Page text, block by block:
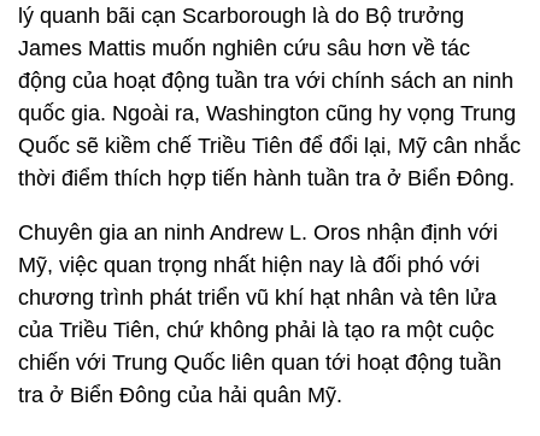
lý quanh bãi cạn Scarborough là do Bộ trưởng
James Mattis muốn nghiên cứu sâu hơn về tác
động của hoạt động tuần tra với chính sách an ninh
quốc gia. Ngoài ra, Washington cũng hy vọng Trung
Quốc sẽ kiềm chế Triều Tiên để đổi lại, Mỹ cân nhắc
thời điểm thích hợp tiến hành tuần tra ở Biển Đông.
Chuyên gia an ninh Andrew L. Oros nhận định với
Mỹ, việc quan trọng nhất hiện nay là đối phó với
chương trình phát triển vũ khí hạt nhân và tên lửa
của Triều Tiên, chứ không phải là tạo ra một cuộc
chiến với Trung Quốc liên quan tới hoạt động tuần
tra ở Biển Đông của hải quân Mỹ.